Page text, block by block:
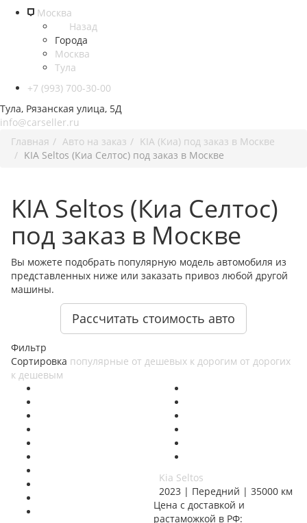
Москва
Назад
Города
Москва
Тула
+7 (993) 700-30-00
Тула, Рязанская улица, 5Д
info@carseller.ru
Главная
Авто на заказ
KIA (Киа) под заказ в Москве
KIA Seltos (Киа Селтос) под заказ в Москве
KIA Seltos (Киа Селтос)
под заказ в Москве
Вы можете подобрать популярную модель автомобиля из
представленных ниже или заказать привоз любой другой
машины.
Рассчитать стоимость авто
Фильтр
Сортировка популярные от дешевых к дорогим от дорогих
к дешевым
Kia Seltos
2023 | Передний | 35000 км
Цена с доставкой и
растаможкой в РФ: